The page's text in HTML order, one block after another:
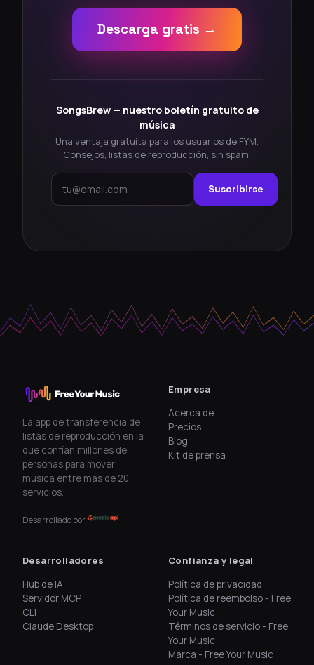
Descarga gratis →
SongsBrew — nuestro boletín gratuito de
música
Una ventaja gratuita para los usuarios de FYM.
Consejos, listas de reproducción, sin spam.
Suscribirse
La app de transferencia de
listas de reproducción en la
que confían millones de
personas para mover
música entre más de 20
servicios.
Desarrollado por
Empresa
Acerca de
Precios
Blog
Kit de prensa
Desarrolladores
Hub de IA
Servidor MCP
CLI
Claude Desktop
Confianza y legal
Política de privacidad
Política de reembolso - Free
Your Music
Términos de servicio - Free
Your Music
Marca - Free Your Music